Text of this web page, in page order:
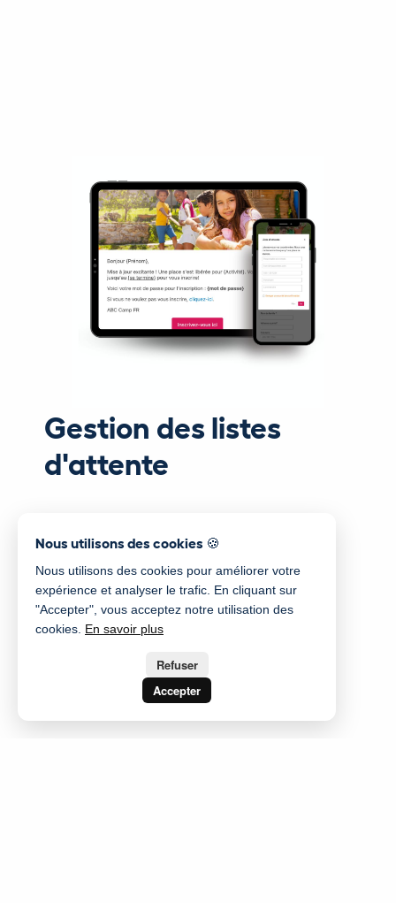
Gestion des listes
d'attente
Nous utilisons des cookies 🍪
Nous utilisons des cookies pour améliorer votre
expérience et analyser le trafic. En cliquant sur
"Accepter", vous acceptez notre utilisation des
cookies. En savoir plus
Refuser
Accepter